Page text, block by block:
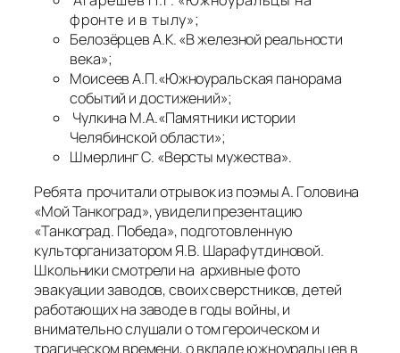
фронте и в тылу»;
Белозёрцев А.К. «В железной реальности
века»;
Моисеев А.П.«Южноуральская панорама
событий и достижений»;
Чулкина М.А.«Памятники истории
Челябинской области»;
Шмерлинг С. «Версты мужества».
Ребята прочитали отрывок из поэмы А. Головина
«Мой Танкоград», увидели презентацию
«Танкоград. Победа», подготовленную
культорганизатором Я.В. Шарафутдиновой.
Школьники смотрели на архивные фото
эвакуации заводов, своих сверстников, детей
работающих на заводе в годы войны, и
внимательно слушали о том героическом и
трагическом времени, о вкладе южноуральцев в